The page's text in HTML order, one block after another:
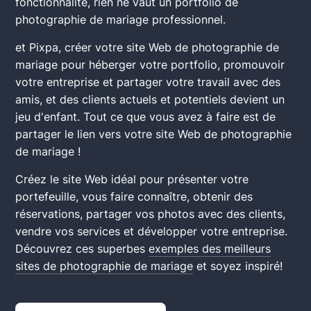
photographie de mariage professionnel.
et Pixpa, créer votre site Web de photographie de
mariage pour héberger votre portfolio, promouvoir
votre entreprise et partager votre travail avec des
amis, et des clients actuels et potentiels devient un
jeu d'enfant. Tout ce que vous avez à faire est de
partager le lien vers votre site Web de photographie
de mariage !
Créez le site Web idéal pour présenter votre
portefeuille, vous faire connaître, obtenir des
réservations, partager vos photos avec des clients,
vendre vos services et développer votre entreprise.
Découvrez ces superbesexemples des meilleurs
sites de photographie de mariage et soyez inspiré!